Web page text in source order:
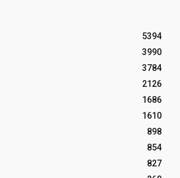
5394
3990
3784
2126
1686
1610
898
854
827